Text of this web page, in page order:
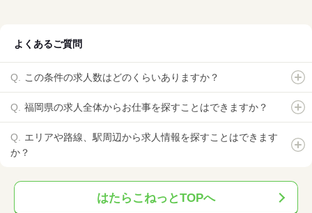
よくあるご質問
この条件の求人数はどのくらいありますか？
福岡県の求人全体からお仕事を探すことはできますか？
エリアや路線、駅周辺から求人情報を探すことはできます
か？
はたらこねっとTOPへ